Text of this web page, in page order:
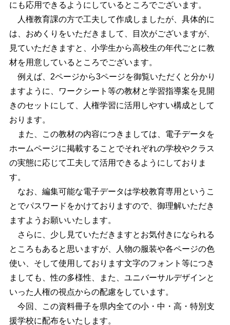
にも応用できるようにしているところでございます。
人権教育課の方で工夫して作成しましたが、具体的に
は、おめくりをいただきまして、目次がございますが、
見ていただきますと、小学生から高校生の年代ごとに教
材を用意しているところでございます。
例えば、2ページから3ページを御覧いただくと分かり
ますように、ワークシート等の教材と学習指導案を見開
きのセットにして、人権学習に活用しやすい構成として
おります。
また、この教材の内容につきましては、電子データを
ホームページに掲載することでそれぞれの学校やクラス
の実態に応じて工夫して活用できるようにしておりま
す。
なお、編集可能な電子データは学校教育専用というこ
とでパスワードをかけておりますので、御理解いただき
ますようお願いいたします。
さらに、少し見ていただきますとお気付きになられる
ところもあると思いますが、人物の服装や各ページの色
使い、そして使用しております文字のフォント等につき
ましても、性の多様性、また、ユニバーサルデザインと
いった人権の視点からの配慮をしています。
今回、この資料冊子を県内全ての小・中・高・特別支
援学校に配布をいたします。